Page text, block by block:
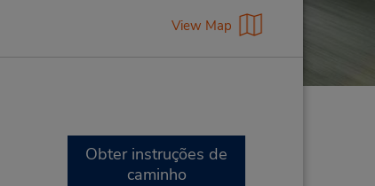
View Map
Obter instruções de
caminho